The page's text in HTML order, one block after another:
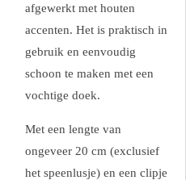
afgewerkt met houten
accenten. Het is praktisch in
gebruik en eenvoudig
schoon te maken met een
vochtige doek.
Met een lengte van
ongeveer 20 cm (exclusief
het speenlusje) en een clipje